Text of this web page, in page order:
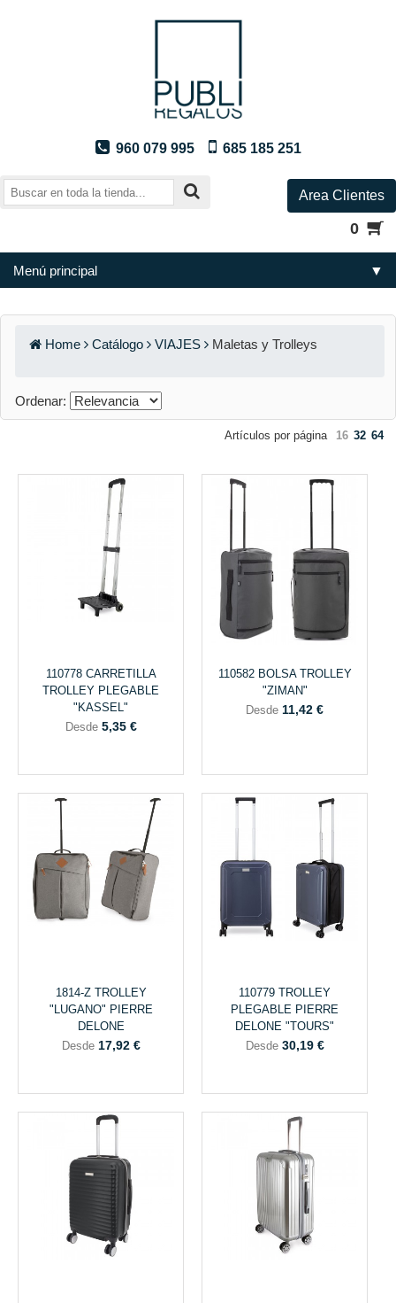
960 079 995 685 185 251
Area Clientes
0
Menú principal ▼
Home Catálogo VIAJES Maletas y Trolleys
Ordenar:
Artículos por página 16 32 64
110778 CARRETILLA
TROLLEY PLEGABLE
"KASSEL"
Desde 5,35 €
110582 BOLSA TROLLEY
"ZIMAN"
Desde 11,42 €
1814-Z TROLLEY
"LUGANO" PIERRE
DELONE
Desde 17,92 €
110779 TROLLEY
PLEGABLE PIERRE
DELONE "TOURS"
Desde 30,19 €